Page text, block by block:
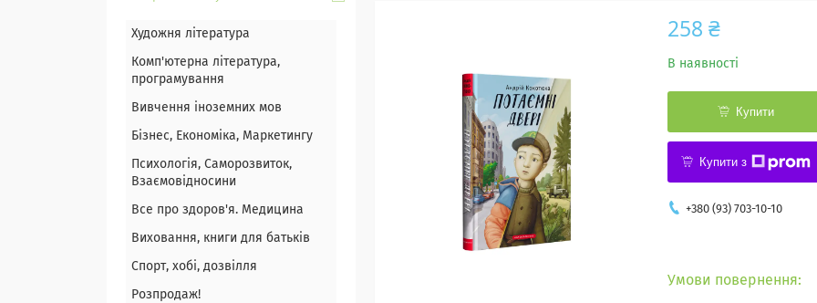
258 ₴
В наявності
Купити
Купити з
+380 (93) 703-10-10
Художня література
Комп'ютерна література,
програмування
Вивчення іноземних мов
Бізнес, Економіка, Маркетингу
Психологія, Саморозвиток,
Взаємовідносини
Все про здоров'я. Медицина
Виховання, книги для батьків
Спорт, хобі, дозвілля
Розпродаж!